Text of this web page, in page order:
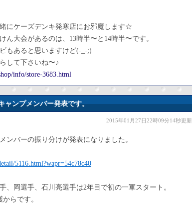
にケーズデンキ発寒店にお邪魔します☆
ん大会があるのは、13時半〜と14時半〜です。
もあると思いますけど(-_-;)
して下さいね〜♪
info/store-3683.html
ャンプメンバー発表です。
2015年01月27日22時09分14秒更新
ンバーの振り分けが発表になりました。
5116.html?wapr=54c78c40
、岡選手、石川亮選手は2年目で初の一軍スタート。
らです。